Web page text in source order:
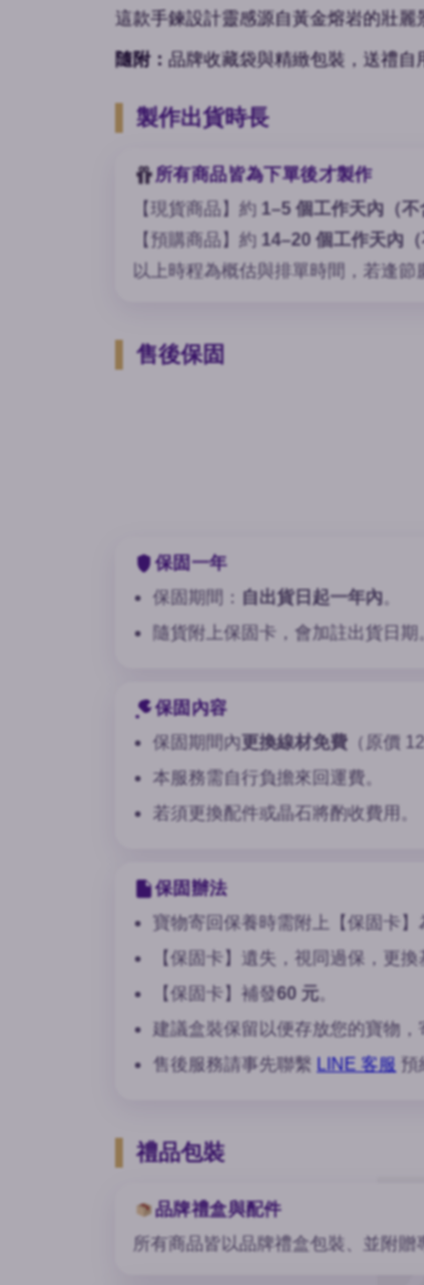
這款手鍊設計靈感源自黃金熔岩的壯麗
隨附： 品牌收藏袋與精緻包裝，送禮自
製作出貨時長
所有商品皆為下單後才製作
【現貨商品】約 1–5 個工作天內（不
【預購商品】約 14–20 個工作天內（
以上時程為概估與排單時間，若逢節
售後保固
保固一年
保固期間： 自出貨日起一年內。
隨貨附上保固卡，會加註出貨日期
保固內容
保固期間內更換線材免費（原價
本服務需自行負擔來回運費。
若須更換配件或晶石將酌收費用。
保固辦法
寶物寄回保養時需附上【保固卡】
【保固卡】遺失，視同過保，更
【保固卡】補發60 元。
建議盒裝保留以便存放您的寶物
售後服務請事先聯繫 LINE 客服 預
禮品包裝
品牌禮盒與配件
所有商品皆以品牌禮盒包裝、並附